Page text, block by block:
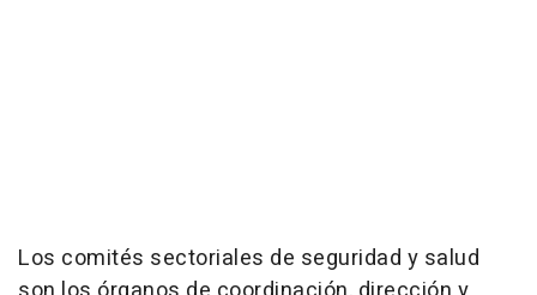
Los comités sectoriales de seguridad y salud